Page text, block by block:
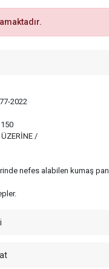
2022
/
nefes alabilen kumaş